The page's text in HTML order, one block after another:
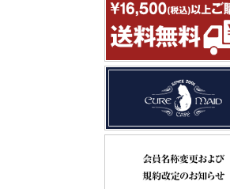
エミリア Tシャツ